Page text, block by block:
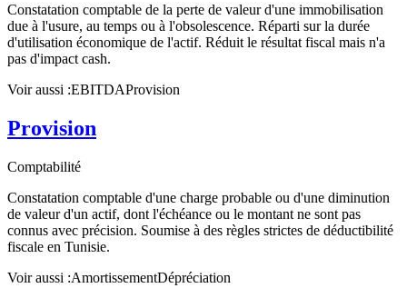
Constatation comptable de la perte de valeur d'une immobilisation
due à l'usure, au temps ou à l'obsolescence. Réparti sur la durée
d'utilisation économique de l'actif. Réduit le résultat fiscal mais n'a
pas d'impact cash.
Voir aussi :EBITDAProvision
Provision
Comptabilité
Constatation comptable d'une charge probable ou d'une diminution
de valeur d'un actif, dont l'échéance ou le montant ne sont pas
connus avec précision. Soumise à des règles strictes de déductibilité
fiscale en Tunisie.
Voir aussi :AmortissementDépréciation